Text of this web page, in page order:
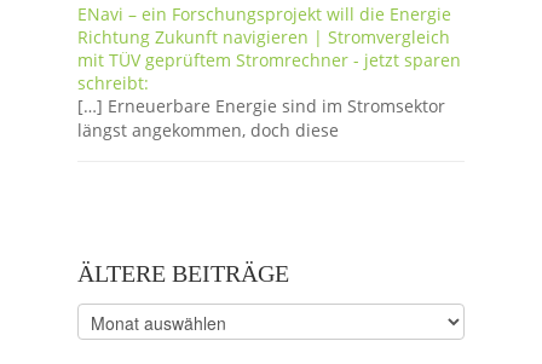
ENavi – ein Forschungsprojekt will die Energie
Richtung Zukunft navigieren | Stromvergleich
mit TÜV geprüftem Stromrechner - jetzt sparen
schreibt:
[…] Erneuerbare Energie sind im Stromsektor
längst angekommen, doch diese
ÄLTERE BEITRÄGE
Ältere
Beiträge